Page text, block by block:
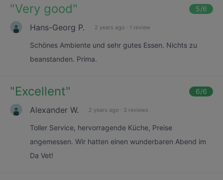
"Very good" 5/6
Hans-Georg P. 2 years ago · 1 review
Schönes Ambiente und sehr gutes Essen. Nichts zu
beanstanden. Prima.
"Excellent" 6/6
Alexander W. 2 years ago · 3 reviews
Toller Service, hervorragende Küche, Preise
angemessen. Wir hatten einen wunderbaren Abend im
Da Vet!